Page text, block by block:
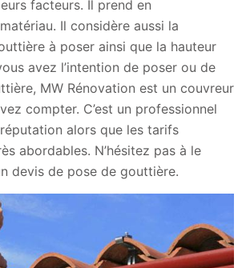
facteurs. Il prend en
Il considère aussi la
à poser ainsi que la hauteur
avez l’intention de poser ou de
MW Rénovation est un couvreur
compter. C’est un professionnel
alors que les tarifs
abordables. N’hésitez pas à le
devis de pose de gouttière.